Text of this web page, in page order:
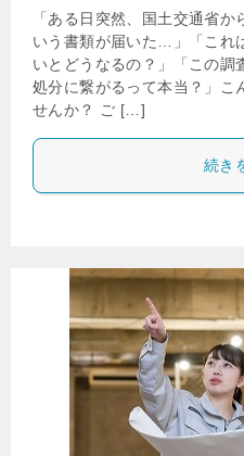
「ある日突然、国土交通省
いう書類が届いた…」「これ
いとどうなるの？」「この調
処分に繋がるって本当？」こ
せんか？ ご […]
続き